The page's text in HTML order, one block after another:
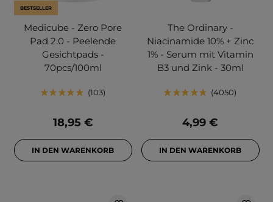
BESTSELLER
Medicube - Zero Pore
Pad 2.0 - Peelende
Gesichtpads -
70pcs/100ml
103
18,95 €
IN DEN WARENKORB
The Ordinary -
Niacinamide 10% + Zinc
1% - Serum mit Vitamin
B3 und Zink - 30ml
4050
4,99 €
IN DEN WARENKORB